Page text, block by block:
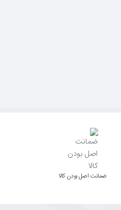
ﺿﻤﺎﻧﺖ اﺻﻞ ﺑﻮدن ﮐﺎﻟﺎ